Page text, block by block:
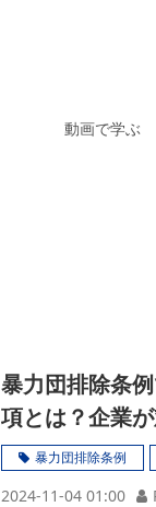
動画で学ぶ
暴力団排除条
項とは？企業
説
暴力団排除条例
2024-11-04 01:00